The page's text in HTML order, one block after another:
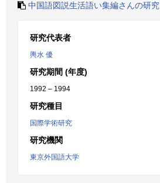
中国語図説生活語い集編さんの研究
研究代表者
輿水 優
研究期間 (年度)
1992 – 1994
研究種目
国際学術研究
研究機関
東京外国語大学